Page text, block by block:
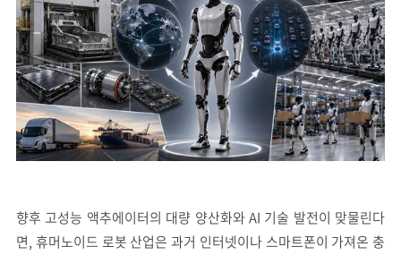
향후 고성능 액추에이터의 대량 양산화와 AI 기술 발전이 맞물린다
면, 휴머노이드 로봇 산업은 과거 인터넷이나 스마트폰이 가져온 충